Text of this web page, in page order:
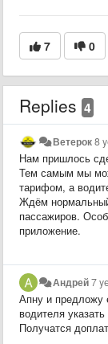
7 0
Replies 4
Ветерок8
Нам пришлось
Тем самым мы
тарифом, а
Ждём
пассажиров.
приложение.
Андрей7
Апну и предложу
водителя
Получатся